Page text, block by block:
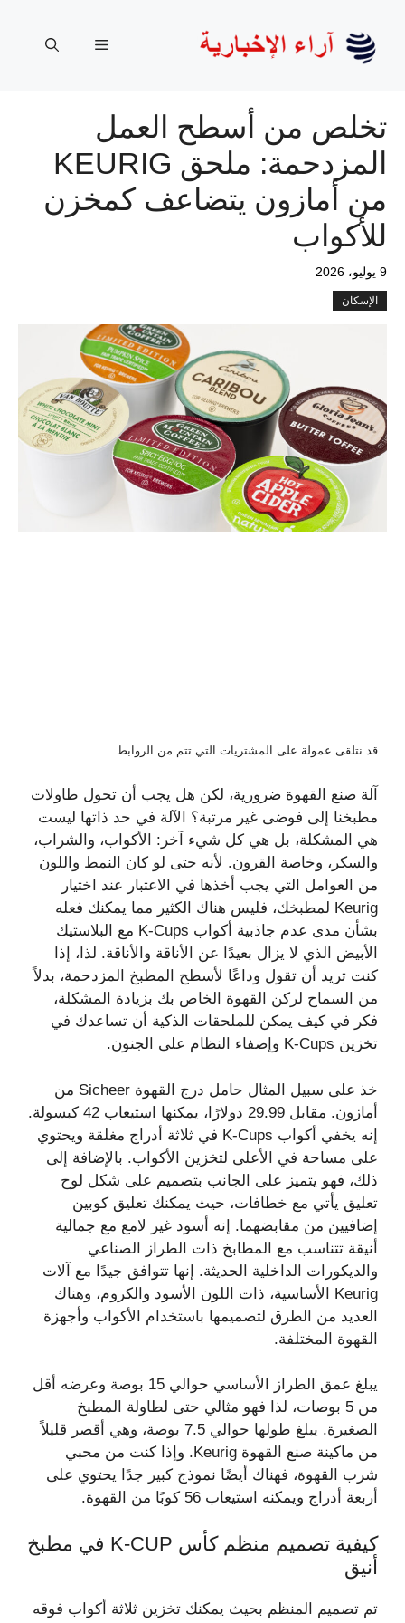
المحتوى
القائمة
تخلص من أسطح العمل
المزدحمة: ملحق KEURIG
من أمازون يتضاعف كمخزن
للأكواب
9 يوليو، 2026
الإسكان
قد نتلقى عمولة على المشتريات التي تتم من الروابط.
آلة صنع القهوة ضرورية، لكن هل يجب أن تحول طاولات
مطبخنا إلى فوضى غير مرتبة؟ الآلة في حد ذاتها ليست
هي المشكلة، بل هي كل شيء آخر: الأكواب، والشراب،
والسكر، وخاصة القرون. لأنه حتى لو كان النمط واللون
من العوامل التي يجب أخذها في الاعتبار عند اختيار
Keurig لمطبخك، فليس هناك الكثير مما يمكنك فعله
بشأن مدى عدم جاذبية أكواب K-Cups مع البلاستيك
الأبيض الذي لا يزال بعيدًا عن الأناقة والأناقة. لذا، إذا
كنت تريد أن تقول وداعًا لأسطح المطبخ المزدحمة، بدلاً
من السماح لركن القهوة الخاص بك بزيادة المشكلة،
فكر في كيف يمكن للملحقات الذكية أن تساعدك في
تخزين K-Cups وإضفاء النظام على الجنون.
خذ على سبيل المثال حامل درج القهوة Sicheer من
أمازون. مقابل 29.99 دولارًا، يمكنها استيعاب 42 كبسولة.
إنه يخفي أكواب K-Cups في ثلاثة أدراج مغلقة ويحتوي
على مساحة في الأعلى لتخزين الأكواب. بالإضافة إلى
ذلك، فهو يتميز على الجانب بتصميم على شكل لوح
تعليق يأتي مع خطافات، حيث يمكنك تعليق كوبين
إضافيين من مقابضهما. إنه أسود غير لامع مع جمالية
أنيقة تتناسب مع المطابخ ذات الطراز الصناعي
والديكورات الداخلية الحديثة. إنها تتوافق جيدًا مع آلات
Keurig الأساسية، ذات اللون الأسود والكروم، وهناك
العديد من الطرق لتصميمها باستخدام الأكواب وأجهزة
القهوة المختلفة.
يبلغ عمق الطراز الأساسي حوالي 15 بوصة وعرضه أقل
من 5 بوصات، لذا فهو مثالي حتى لطاولة المطبخ
الصغيرة. يبلغ طولها حوالي 7.5 بوصة، وهي أقصر قليلاً
من ماكينة صنع القهوة Keurig. وإذا كنت من محبي
شرب القهوة، فهناك أيضًا نموذج كبير جدًا يحتوي على
أربعة أدراج ويمكنه استيعاب 56 كوبًا من القهوة.
كيفية تصميم منظم كأس K-CUP في مطبخ
أنيق
تم تصميم المنظم بحيث يمكنك تخزين ثلاثة أكواب فوقه